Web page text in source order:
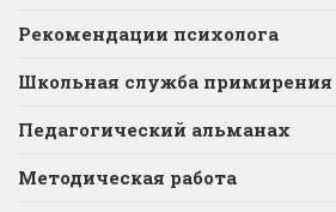
Рекомендации психолога
Школьная служба примирения
Педагогический альманах
Методическая работа